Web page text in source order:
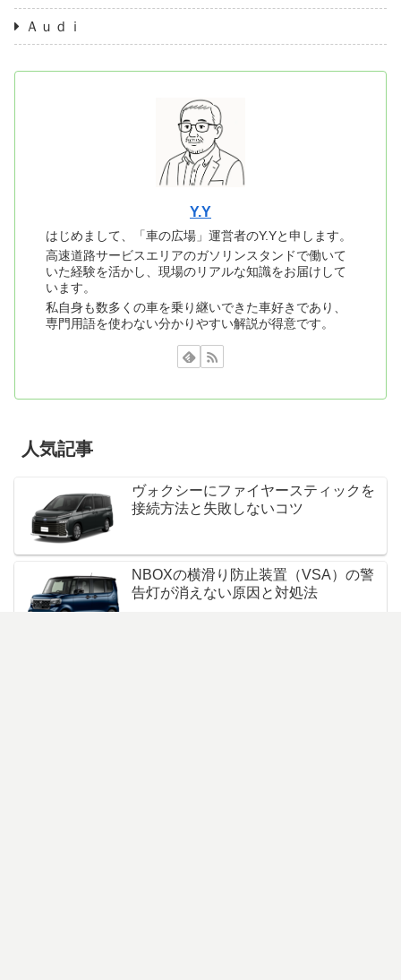
Ａｕｄｉ
Y.Y
はじめまして、「車の広場」運営者のY.Yと申します。
高速道路サービスエリアのガソリンスタンドで働いて
いた経験を活かし、現場のリアルな知識をお届けして
います。
私自身も数多くの車を乗り継いできた車好きであり、
専門用語を使わない分かりやすい解説が得意です。
人気記事
ヴォクシーにファイヤースティックを
接続方法と失敗しないコツ
NBOXの横滑り防止装置（VSA）の警
告灯が消えない原因と対処法